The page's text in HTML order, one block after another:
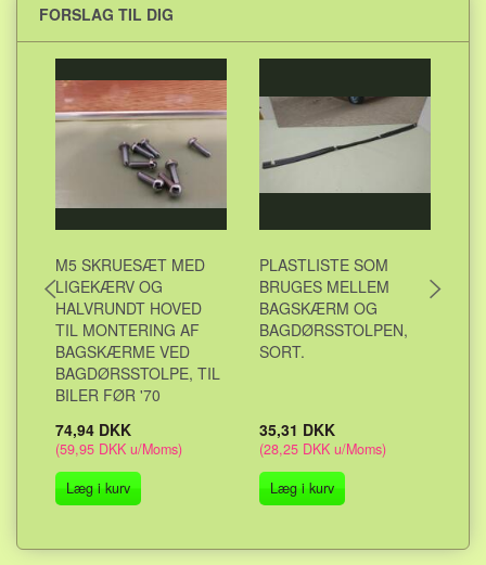
FORSLAG TIL DIG
M5 SKRUESÆT MED
LIGEKÆRV OG
HALVRUNDT HOVED
TIL MONTERING AF
BAGSKÆRME VED
BAGDØRSSTOLPE, TIL
BILER FØR '70
74,94 DKK
(59,95 DKK u/Moms)
Læg i kurv
PLASTLISTE SOM
BRUGES MELLEM
BAGSKÆRM OG
BAGDØRSSTOLPEN,
SORT.
35,31 DKK
(28,25 DKK u/Moms)
Læg i kurv